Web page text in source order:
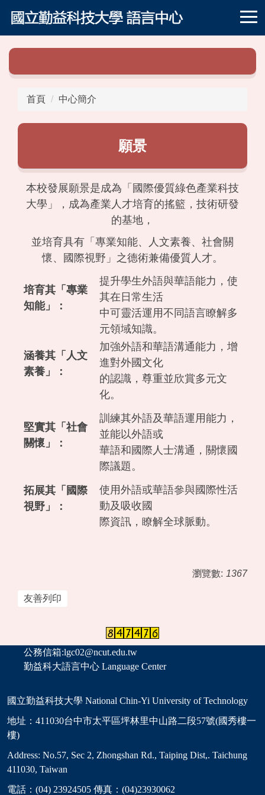
跳
到
主
要
首頁 中心簡介
願景
本校發展願景是成為「國際優質綠色產業科技
大學」，成為產業人才培育的搖籃，技術研發
的基地，
並培育具有「專業知能、人文素養、社會關
懷、國際視野」之德術兼備優質人才。
培育其「專業
知能」：
提升學生外語與華語能力，使
其在日常生活
中可靈活運用不同語言瞭解多
元領域知識。
涵養其「人文
素養」：
加強外語和華語溝通能力，增
進對外國文化
的認識，尊重並欣賞多元文
化。
堅實其「社會
關懷」：
訓練其外語及華語運用能力，
並能以外語或
華語和國際人士溝通，關懷國
際議題。
拓展其「國際
視野」：
使用外語或華語參與國際性活
動及吸收國
際資訊，瞭解全球脈動。
瀏覽數: 1367
友善列印
國立勤益科技大學 National Chin-Yi University of Technology
地址：411030台中市太平區坪林里中山路二段57號(國秀樓一
樓)
Address: No.57, Sec 2, Zhongshan Rd., Taiping Dist,. Taichung
411030, Taiwan
電話：(04) 23924505 傳真：(04)23930062
公務信箱:lgc02@ncut.edu.tw
勤益科大語言中心 Language Center